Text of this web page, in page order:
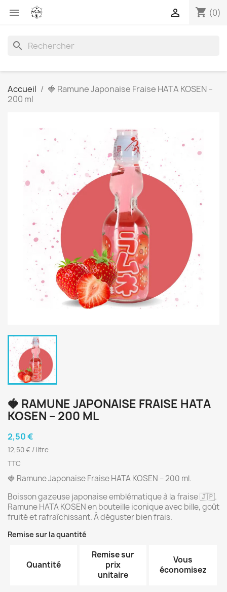
 shopping_cart (0)

search
Accueil
🍓 Ramune Japonaise Fraise HATA KOSEN –
200 ml
🍓 RAMUNE JAPONAISE FRAISE HATA
KOSEN – 200 ML
2,50 €
12,50 € / litre
TTC
🍓 Ramune Japonaise Fraise HATA KOSEN – 200 ml.
Boisson gazeuse japonaise emblématique à la fraise 🇯🇵.
Ramune HATA KOSEN en bouteille iconique avec bille, goût
fruité et rafraîchissant. À déguster bien frais.
Remise sur la quantité
Quantité
Remise sur
prix
unitaire
Vous
économisez